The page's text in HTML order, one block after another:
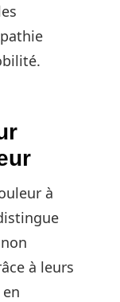
à
à leurs